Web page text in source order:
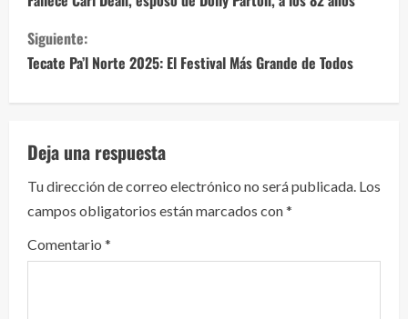
g
u
l
e
y
e
Siguiente:
Tecate Pa’l Norte 2025: El Festival Más Grande de Todos
Deja una respuesta
Tu dirección de correo electrónico no será publicada. Los
campos obligatorios están marcados con*
Comentario *